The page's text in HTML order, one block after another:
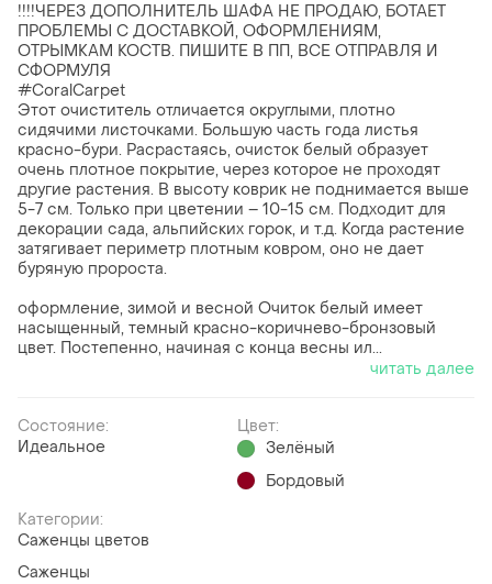
!!!!ЧЕРЕЗ ДОПОЛНИТЕЛЬ ШАФА НЕ ПРОДАЮ, БОТАЕТ
ПРОБЛЕМЫ С ДОСТАВКОЙ, ОФОРМЛЕНИЯМ,
ОТРЫМКАМ КОСТВ. ПИШИТЕ В ПП, ВСЕ ОТПРАВЛЯ И
СФОРМУЛЯ
#CoralCarpet
Этот очиститель отличается округлыми, плотно
сидячими листочками. Большую часть года листья
красно-бури. Расрастаясь, очисток белый образует
очень плотное покрытие, через которое не проходят
другие растения. В высоту коврик не поднимается выше
5-7 см. Только при цветении – 10-15 см. Подходит для
декорации сада, альпийских горок, и т.д. Когда растение
затягивает периметр плотным ковром, оно не дает
буряную пророста.
оформление, зимой и весной Очиток белый имеет
насыщенный, темный красно-коричнево-бронзовый
цвет. Постепенно, начиная с конца весны ил...
читать далее
Состояние:
Идеальное
Цвет:
Зелёный
Бордовый
Категории:
Саженцы цветов
Саженцы